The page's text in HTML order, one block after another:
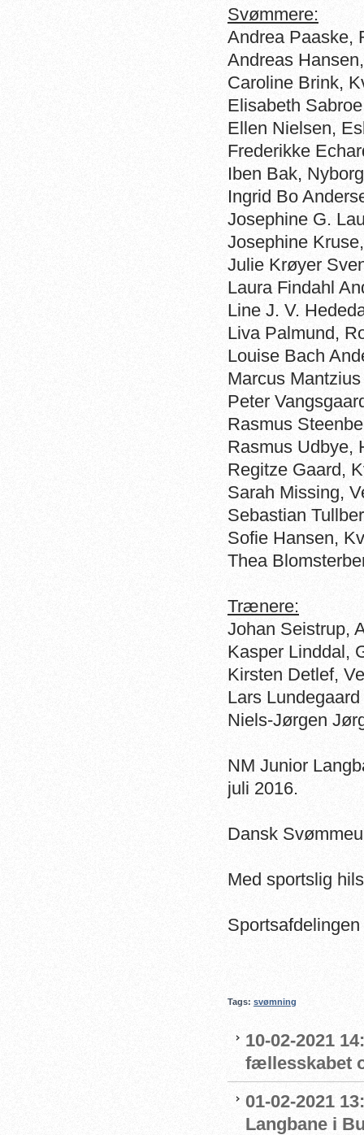
Svømmere:
Andrea Paaske,
Andreas
Caroline Brink,
Elisabeth
Ellen Nielsen,
Frederikke
Iben Bak,
Ingrid Bo
Josephine G.
Josephine
Julie Krøyer
Laura Findahl
Line J. V.
Liva Palmund,
Louise Bach
Marcus
Peter
Rasmus
Rasmus Udbye,
Regitze Gaard,
Sarah Missing,
Sebastian
Sofie Hansen,
Thea
Trænere:
Johan Seistrup,
Kasper Linddal,
Kirsten Detlef,
Lars
Niels-Jørgen
NM Junior
juli 2016.
Dansk
Med sportslig
Sportsafdelingen
Tags: svømning
10-02-2021
fællesskabet
01-02-2021
Langbane i